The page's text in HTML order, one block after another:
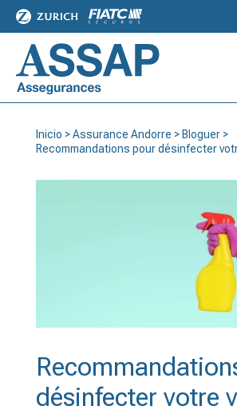
Inicio >Assurance Andorre > Bloguer>
Recommandations pour désinfecter
désinfecter votre